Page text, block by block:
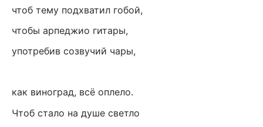
чтоб тему подхватил гобой,
чтобы арпеджио гитары,
употребив созвучий чары,
как виноград, всё оплело.
Чтоб стало на душе светло